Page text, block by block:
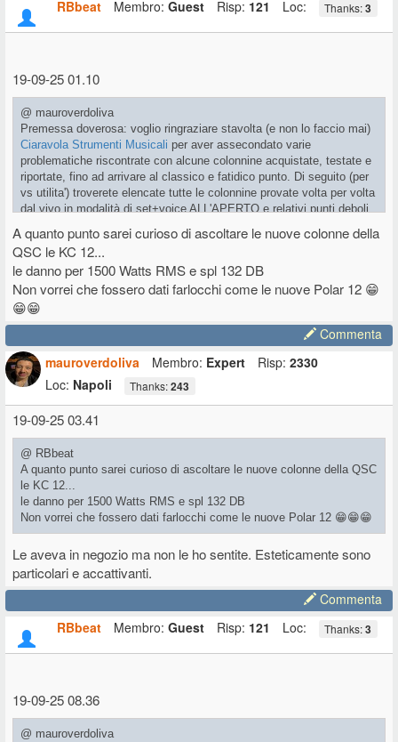
206A, d'inverno, al chiuso (e i bassi non mi sono mai mancati,
anzi...).
non è proprio ortodosso, ma ha funzionato molto bene.
Poi se mi capiterà un altro 112 ci farò un un pensierino.
RBbeat Membro: Guest Risp: 121 Loc: Thanks:3
19-09-25 01.10
@ mauroverdoliva
Premessa doverosa: voglio ringraziare stavolta (e non lo faccio mai)
Ciaravola Strumenti Musicali per aver assecondato varie
problematiche riscontrate con alcune colonnine acquistate, testate e
riportate, fino ad arrivare al classico e fatidico punto. Di seguito (per
vs utilita') troverete elencate tutte le colonnine provate volta per volta
dal vivo in modalità dj set+voice ALL'APERTO e relativi punti deboli
Preciso che parliamo sempre di UNA SOLA COLONNA.
* Hk Polar 10 Mk2:Bella esteticamente, sound piacevole non
affaticante, ottima copertura orizzontale e miscelatore onboard
sufficiente ma assolutamente impotente davanti a 20 persone che
* HK Polar 12 Mk2
bello sbrodolone che aumenta la gittata, ma siamo nell'ordine di max
30/35 persone sostenibili..
bontemponi tedeschi.
* LD Maui 11 G3 Mix:
bellissima ma molto pesante e mixer onboard professionale con la
possibilita' di pilotare tutto dallo smartphone anche a 30 mt di
distanza. Sound molto "serio" forse sulla lunga distanza un po'
affaticante e con tanti medi, più sub (2 x 8") presente ma sufficiente
* LD Maui 28 G3 Mix:Qui e' stato messo il punto... Tutto uguale
come costruzione al Maui 11 ma il sub da 12" e la colonnina con quei
6 conetti da 3,5 in piu' conferiscono quella "spinta" decisivaper
quelle che sono le mie esigenze, ovvero una seconda colonna "seria"
da utilizzare per contesti sciolti con max 60 persone in pista, anche
se la copertura orizzontale mi sembrava più ampia quella della Polar,
e con questo passo e chiudo.
A quanto punto sarei curioso di ascoltare le nuove colonne della
QSC le KC 12...
le danno per 1500 Watts RMS e spl 132 DB
Non vorrei che fossero dati farlocchi come le nuove Polar 12 😁
😁😁
Commenta
mauroverdoliva
Membro: Expert Risp: 2330
Loc: Napoli Thanks:243
19-09-25 03.41
@ RBbeat
A quanto punto sarei curioso di ascoltare le nuove colonne della QSC
le KC 12...
le danno per 1500 Watts RMS e spl 132 DB
Non vorrei che fossero dati farlocchi come le nuove Polar 12 😁😁😁
Le aveva in negozio ma non le ho sentite. Esteticamente sono
particolari e accattivanti.
Commenta
RBbeat
Membro: Guest Risp: 121 Loc: Thanks:3
19-09-25 08.36
@ mauroverdoliva